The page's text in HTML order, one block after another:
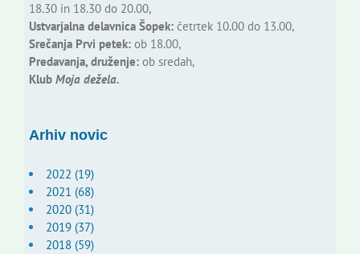
18.30 in 18.30 do 20.00,
Ustvarjalna delavnica Šopek:četrtek 10.00 do 13.00,
Srečanja Prvi petek:ob 18.00,
Predavanja, druženje:ob sredah,
Klub Moja dežela.
Arhiv novic
2022 (19)
2021 (68)
2020 (31)
2019 (37)
2018 (59)